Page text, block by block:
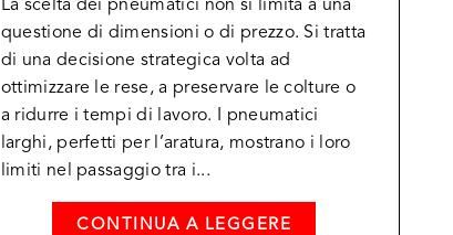
La scelta dei pneumatici non si limita a una
questione di dimensioni o di prezzo. Si tratta
di una decisione strategica volta ad
ottimizzare le rese, a preservare le colture o
a ridurre i tempi di lavoro. I pneumatici
larghi, perfetti per l’aratura, mostrano i loro
limiti nel passaggio tra i...
CONTINUA A LEGGERE